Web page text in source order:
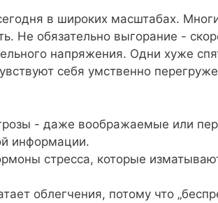
в широких масштабах.
Не обязательно выгорание -
напряжения. Одни хуже
себя умственно
- даже воображаемые или
информации.
стресса, которые
облегчения, потому что